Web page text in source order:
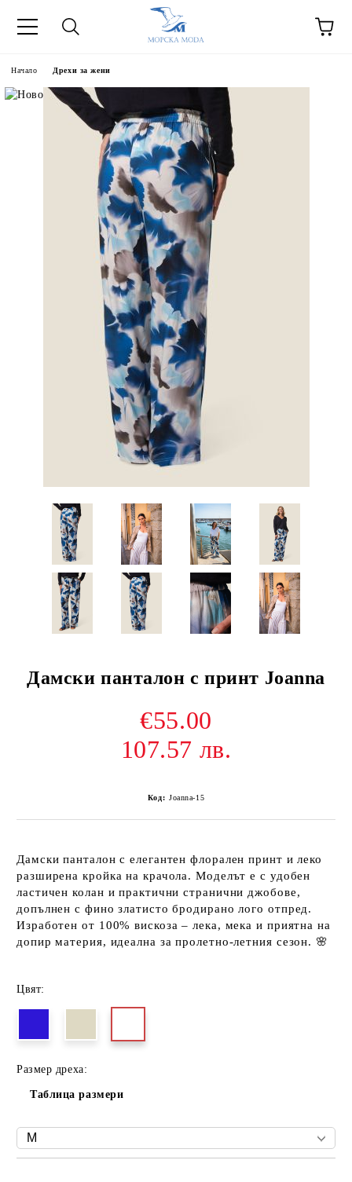
Начало Дрехи за жени
Дамски панталон с принт Joanna
€55.00
107.57 лв.
Код: Joanna-15
Дамски панталон с елегантен флорален принт и леко
разширена кройка на крачола. Моделът е с удобен
ластичен колан и практични странични джобове,
допълнен с фино златисто бродирано лого отпред.
Изработен от 100% вискоза – лека, мека и приятна на
допир материя, идеална за пролетно-летния сезон. 🌸
Цвят:
Размер дреха:
Таблица размери